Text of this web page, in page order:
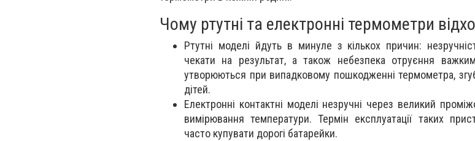
Чому ртутні та електронні термометри
Ртутні моделі йдуть в минуле з кількох причин:
чекати на результат, а також небезпека отруєння
утворюються при випадковому пошкодженні термометра,
дітей.
Електронні контактні моделі незручні через великий
вимірювання температури. Термін експлуатації таких
часто купувати дорогі батарейки.